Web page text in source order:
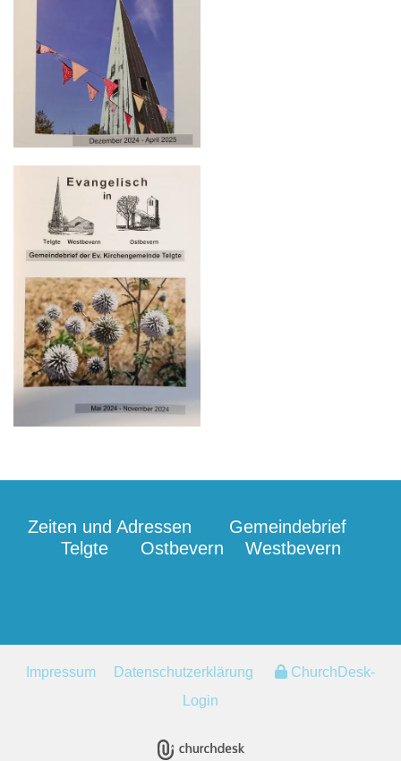
Zeiten und Adressen Gemeindebrief
Telgte
Ostbevern Westbevern
Impressum Datenschutzerklärung
ChurchDesk-
Login